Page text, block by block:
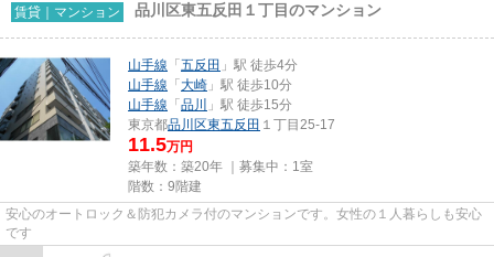
賃貸｜マンション 品川区東五反田１丁目のマンション
山手線 「 五反田 」駅 徒歩4分
山手線 「 大崎 」駅 徒歩10分
山手線 「 品川
」駅 徒歩15分
東京都品川区東五反田 １丁目25-17
11.5万円
築年数：築20年 ｜募集中： 1室
階数：9階建
安心のオートロック＆防犯カメラ付のマンションです。女性の１人暮らしも安心
です